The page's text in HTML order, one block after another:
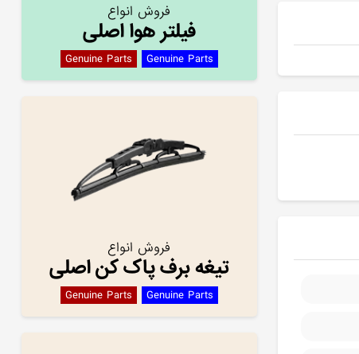
فروش انواع
فیلتر هوا اصلی
Genuine Parts Genuine Parts
فروش انواع
تیغه برف پاک کن اصلی
Genuine Parts Genuine Parts